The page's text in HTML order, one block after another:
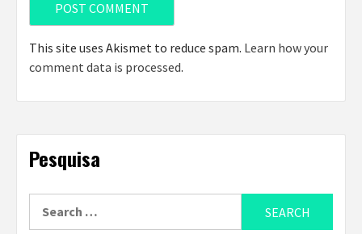
This site uses Akismet to reduce spam. Learn how your
comment data is processed.
Pesquisa